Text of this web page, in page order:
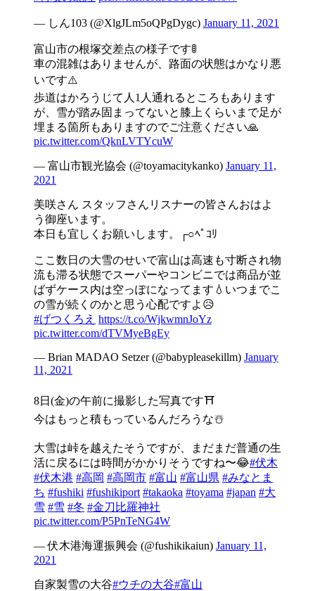
— しん103 (@XlgJLm5oQPgDygc) January 11, 2021
富山市の根塚交差点の様子です🚦
車の混雑はありませんが、路面の状態はかなり悪
いです⚠️
歩道はかろうじて人1人通れるところもあります
が、雪が踏み固まってないと膝上くらいまで足が
埋まる箇所もありますのでご注意ください🙏
pic.twitter.com/QknLVTYcuW
— 富山市観光協会 (@toyamacitykanko) January 11,
2021
美咲さん スタッフさんリスナーの皆さんおはよ
う御座います。
本日も宜しくお願いします。┌○ﾍﾟｺﾘ
ここ数日の大雪のせいで富山は高速も寸断され物
流も滞る状態でスーパーやコンビニでは商品が並
ばずケース内は空っぽになってます💧いつまでこ
の雪が続くのかと思う心配ですよ😥
#げつくろえ https://t.co/WjkwmnJoYz
pic.twitter.com/dTVMyeBgEy
— Brian MADAO Setzer (@babypleasekillm) January
11, 2021
8日(金)の午前に撮影した写真です⛩
今はもっと積もっているんだろうな☃️
大雪は峠を越えたそうですが、まだまだ普通の生
活に戻るには時間がかかりそうですね〜😂#伏木
#伏木港 #高岡 #高岡市 #富山 #富山県 #みなとま
ち #fushiki #fushikiport #takaoka #toyama #japan #大
雪 #雪 #冬 #金刀比羅神社
pic.twitter.com/P5PnTeNG4W
— 伏木港海運振興会 (@fushikikaiun) January 11,
2021
自家製雪の大谷#ウチの大谷#富山